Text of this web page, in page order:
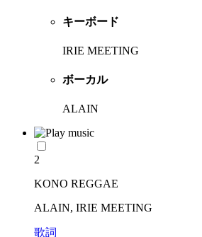
キーボード
IRIE MEETING
ボーカル
ALAIN
2
KONO REGGAE
ALAIN, IRIE MEETING
歌詞